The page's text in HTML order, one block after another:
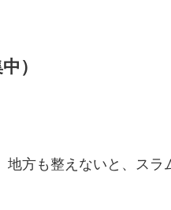
）
方も整えないと、スラ